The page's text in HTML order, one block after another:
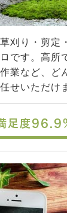
刈り・剪定
です。高所
業など、ど
せいただけ
足度